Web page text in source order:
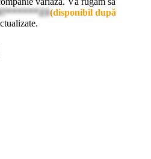
(disponibil după